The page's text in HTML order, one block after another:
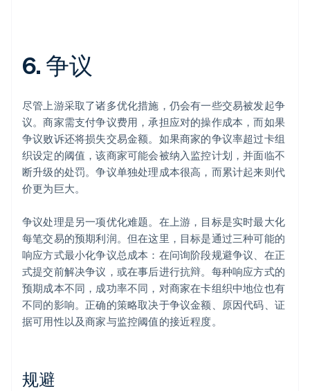
6. 争议
尽管上游采取了诸多优化措施，仍会有一些交易被发起争
议。商家需支付争议费用，承担应对的操作成本，而如果
争议败诉还将损失交易金额。如果商家的争议率超过卡组
织设定的阈值，该商家可能会被纳入监控计划，并面临不
断升级的处罚。争议单独处理成本很高，而累计起来则代
价更为巨大。
争议处理是另一项优化难题。在上游，目标是实时最大化
每笔交易的预期利润。但在这里，目标是通过三种可能的
响应方式最小化争议总成本：在问询阶段规避争议、在正
式提交前解决争议，或在事后进行抗辩。每种响应方式的
预期成本不同，成功率不同，对商家在卡组织中地位也有
不同的影响。正确的策略取决于争议金额、原因代码、证
据可用性以及商家与监控阈值的接近程度。
规避